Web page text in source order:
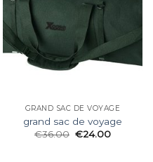
GRAND SAC DE VOYAGE
grand sac de voyage
€36.00 €24.00